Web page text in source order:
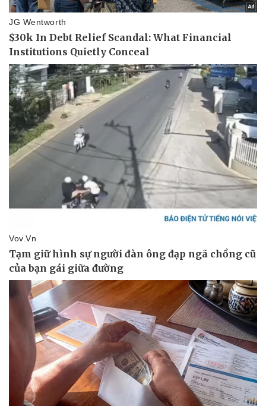
Pháp luật
Vụ án
Tin nóng
Quân sự - Quốc phòng
Việt Nam